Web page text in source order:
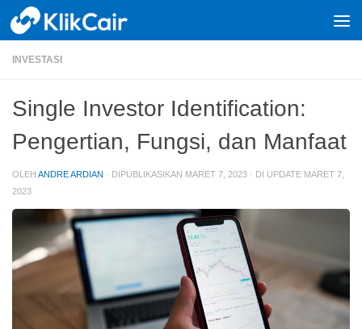
Skip to content
INVESTASI
Single Investor Identification:
Pengertian, Fungsi, dan Manfaat
OLEH ANDRE ARDIAN · DIPUBLIKASIKAN MARET 7, 2023 · DI UPDATE MARET 7,
2023